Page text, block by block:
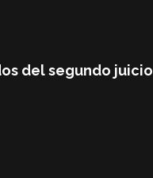
del segundo juicio